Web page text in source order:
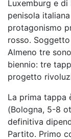
Luxemburg e di
penisola
protagonismo
rosso.
Almeno tre
biennio: tre
progetto
La prima tappa
(Bologna, 5-8
definitiva
Partito. Primo